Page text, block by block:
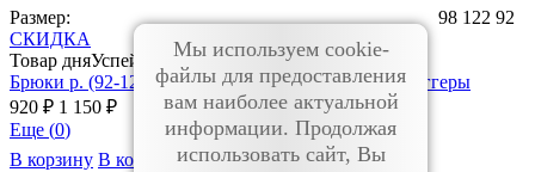
Размер: 98 122 92
СКИДКА
Товар дняУспей купить
Брюки р. (92-122) арт. MBB-500 светло-серый джоггеры
920 ₽ 1 150 ₽
Еще (0)
В корзину В корзине
Мы используем cookie-
файлы для предоставления
вам наиболее актуальной
информации. Продолжая
использовать сайт, Вы